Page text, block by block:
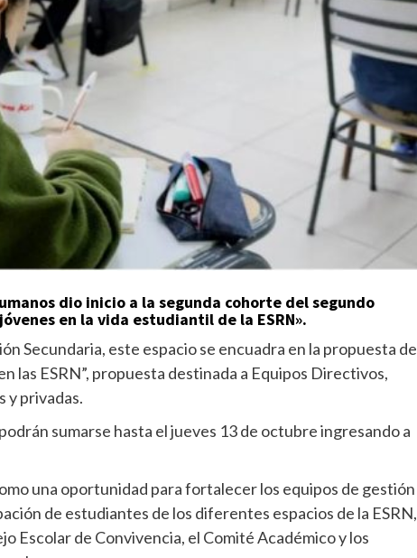
dio inicio a la segunda cohorte del segundo
en la vida estudiantil de la ESRN».
Secundaria, este espacio se encuadra en la propuesta de
las ESRN”, propuesta destinada a Equipos Directivos,
y privadas.
sumarse hasta el jueves 13 de octubre ingresando a
una oportunidad para fortalecer los equipos de gestión
de estudiantes de los diferentes espacios de la ESRN,
Escolar de Convivencia, el Comité Académico y los